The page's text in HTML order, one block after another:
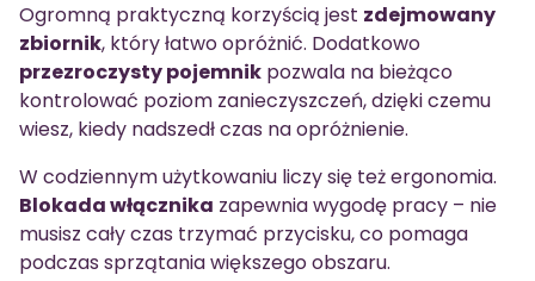
Ogromną praktyczną korzyścią jest zdejmowany
zbiornik, który łatwo opróżnić. Dodatkowo
przezroczysty pojemnik pozwala na bieżąco
kontrolować poziom zanieczyszczeń, dzięki czemu
wiesz, kiedy nadszedł czas na opróżnienie.
W codziennym użytkowaniu liczy się też ergonomia.
Blokada włącznika zapewnia wygodę pracy – nie
musisz cały czas trzymać przycisku, co pomaga
podczas sprzątania większego obszaru.